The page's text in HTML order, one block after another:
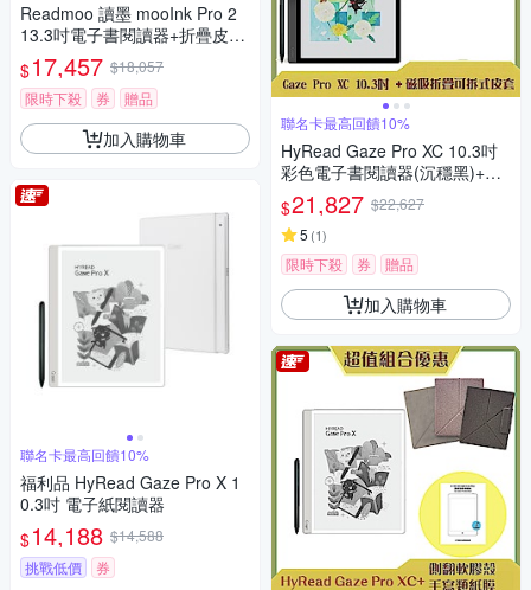
Readmoo 讀墨 mooInk Pro 2
13.3吋電子書閱讀器+折疊皮套
(組合)
$17,457 $18,057
限時下殺
券 贈品
加入購物車
聯名卡最高回饋10%
福利品 HyRead Gaze Pro X 1
0.3吋 電子紙閱讀器
$14,188 $14,588
挑戰低價
券
聯名卡最高回饋10%
HyRead Gaze Pro XC 10.3吋
彩色電子書閱讀器(沉穩黑)+磁
吸折疊可拆式皮套 (組合)
$21,827 $22,627
5 (1)
限時下殺 券 贈品
加入購物車